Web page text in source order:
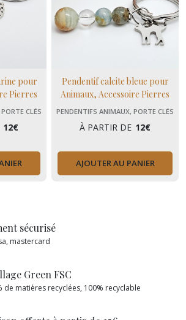
pour
Pierres
chat,
CLÉS
12€
Pendentif calcite bleue pour
Animaux, Accessoire Pierres
Naturelles pour Chien, chat,
PENDENTIFS ANIMAUX, PORTE CLÉS
À PARTIR DE 12€
AJOUTER AU PANIER
sécurisé
mastercard
Green FSC
de matières recyclées, 100% recyclable